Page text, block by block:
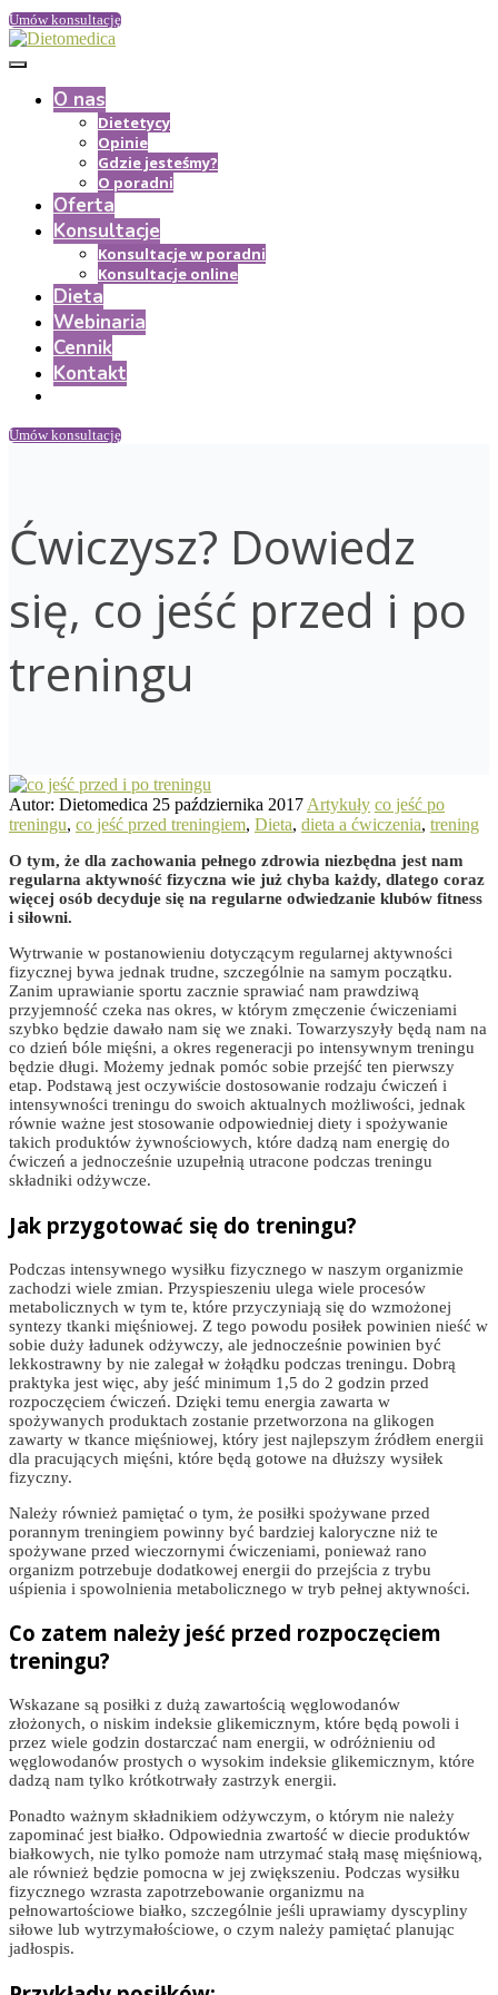
Umów konsultację
O nas
Dietetycy
Opinie
Gdzie jesteśmy?
O poradni
Oferta
Konsultacje
Konsultacje w poradni
Konsultacje online
Dieta
Webinaria
Cennik
Kontakt
Umów konsultację
Ćwiczysz? Dowiedz
się, co jeść przed i po
treningu
Autor: Dietomedica 25 października 2017 Artykuły co jeść po
treningu, co jeść przed treningiem, Dieta, dieta a ćwiczenia, trening
O tym, że dla zachowania pełnego zdrowia niezbędna jest nam
regularna aktywność fizyczna wie już chyba każdy, dlatego coraz
więcej osób decyduje się na regularne odwiedzanie klubów fitness
i siłowni.
Wytrwanie w postanowieniu dotyczącym regularnej aktywności
fizycznej bywa jednak trudne, szczególnie na samym początku.
Zanim uprawianie sportu zacznie sprawiać nam prawdziwą
przyjemność czeka nas okres, w którym zmęczenie ćwiczeniami
szybko będzie dawało nam się we znaki. Towarzyszyły będą nam na
co dzień bóle mięśni, a okres regeneracji po intensywnym treningu
będzie długi. Możemy jednak pomóc sobie przejść ten pierwszy
etap. Podstawą jest oczywiście dostosowanie rodzaju ćwiczeń i
intensywności treningu do swoich aktualnych możliwości, jednak
równie ważne jest stosowanie odpowiedniej diety i spożywanie
takich produktów żywnościowych, które dadzą nam energię do
ćwiczeń a jednocześnie uzupełnią utracone podczas treningu
składniki odżywcze.
Jak przygotować się do treningu?
Podczas intensywnego wysiłku fizycznego w naszym organizmie
zachodzi wiele zmian. Przyspieszeniu ulega wiele procesów
metabolicznych w tym te, które przyczyniają się do wzmożonej
syntezy tkanki mięśniowej. Z tego powodu posiłek powinien nieść w
sobie duży ładunek odżywczy, ale jednocześnie powinien być
lekkostrawny by nie zalegał w żołądku podczas treningu. Dobrą
praktyka jest więc, aby jeść minimum 1,5 do 2 godzin przed
rozpoczęciem ćwiczeń. Dzięki temu energia zawarta w
spożywanych produktach zostanie przetworzona na glikogen
zawarty w tkance mięśniowej, który jest najlepszym źródłem energii
dla pracujących mięśni, które będą gotowe na dłuższy wysiłek
fizyczny.
Należy również pamiętać o tym, że posiłki spożywane przed
porannym treningiem powinny być bardziej kaloryczne niż te
spożywane przed wieczornymi ćwiczeniami, ponieważ rano
organizm potrzebuje dodatkowej energii do przejścia z trybu
uśpienia i spowolnienia metabolicznego w tryb pełnej aktywności.
Co zatem należy jeść przed rozpoczęciem
treningu?
Wskazane są posiłki z dużą zawartością węglowodanów
złożonych, o niskim indeksie glikemicznym, które będą powoli i
przez wiele godzin dostarczać nam energii, w odróżnieniu od
węglowodanów prostych o wysokim indeksie glikemicznym, które
dadzą nam tylko krótkotrwały zastrzyk energii.
Ponadto ważnym składnikiem odżywczym, o którym nie należy
zapominać jest białko. Odpowiednia zwartość w diecie produktów
białkowych, nie tylko pomoże nam utrzymać stałą masę mięśniową,
ale również będzie pomocna w jej zwiększeniu. Podczas wysiłku
fizycznego wzrasta zapotrzebowanie organizmu na
pełnowartościowe białko, szczególnie jeśli uprawiamy dyscypliny
siłowe lub wytrzymałościowe, o czym należy pamiętać planując
jadłospis.